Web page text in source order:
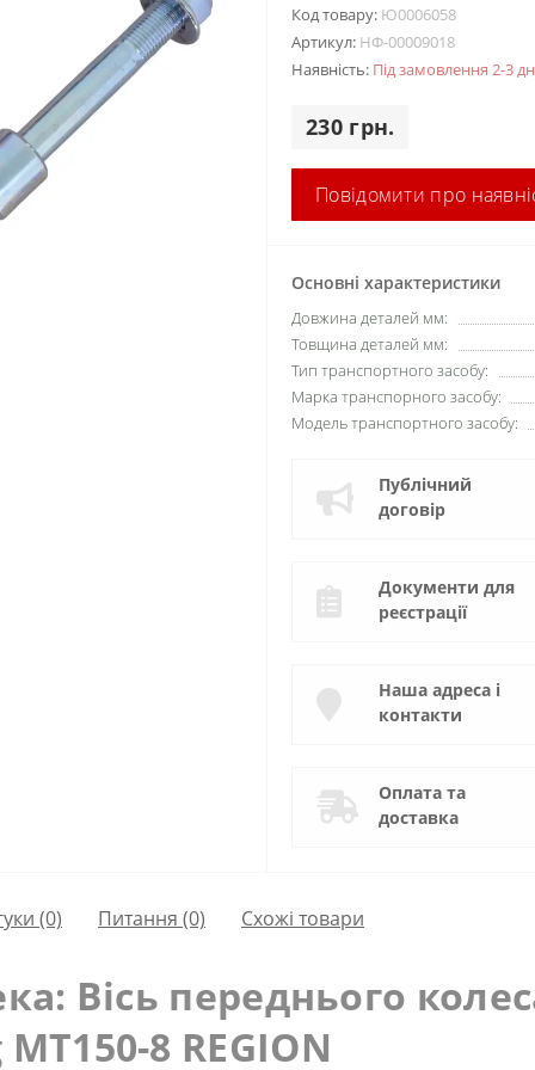
Код товару: Ю0006058
Артикул: НФ-00009018
Наявність: Під замовлення 2-3
230 грн.
Повідомити про
Основні характеристики
Довжина деталей мм:
Товщина деталей мм:
Тип транспортного засобу:
Марка транспорного засобу:
Модель транспортного засобу:
Публічний
договір
Документи для
реєстрації
Наша адреса і
контакти
Оплата та
доставка
(0) Питання (0) Схожі товари
Вісь переднього
8 REGION